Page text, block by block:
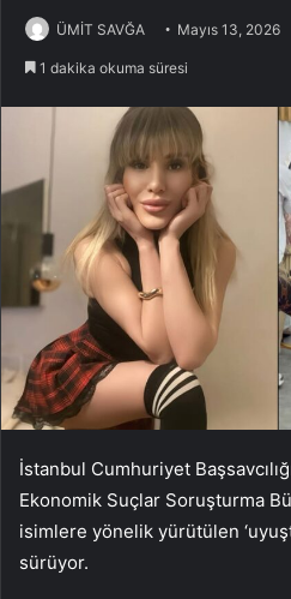
ÜMİT SAVĞA Mayıs 13, 2026
1 dakika okuma süresi
İstanbul Cumhuriyet
Ekonomik Suçlar Soruşturma
isimlere yönelik yürütülen
sürüyor.